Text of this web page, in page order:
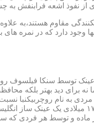
از نفوذ اشعه فرابنفش
مقاوم هستند،به
دارد که در نمره های
توسط سنکا فیلسوف
برای دید بهتر بلکه
گوی شیشه ای روی کتاب خطوط و کلمات را درشت تر و واضح تر می
و توسط هر فردی که